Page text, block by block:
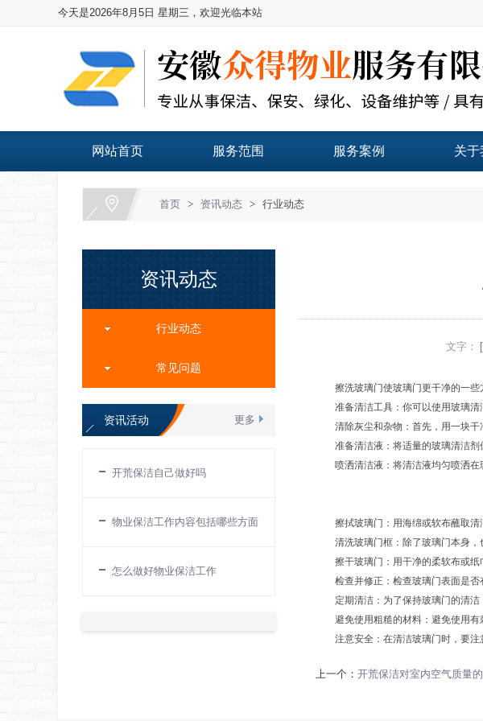
今天是2026年8月5日 星期三，欢迎光临本站
网站首页 服务范围 服务案例 关于
首页 > 资讯动态 > 行业动态
资讯动态
行业动态
常见问题
更多
资讯活动
开荒保洁自己做好吗
物业保洁工作内容包括哪些方面
怎么做好物业保洁工作
文字：
擦洗玻璃门使玻璃门更干净的一些
准备清洁工具：你可以使用玻璃清
清除灰尘和杂物：首先，用一块干
准备清洁液：将适量的玻璃清洁剂
喷洒清洁液：将清洁液均匀喷洒在
擦拭玻璃门：用海绵或软布蘸取清
清洗玻璃门框：除了玻璃门本身，
擦干玻璃门：用干净的柔软布或纸
检查并修正：检查玻璃门表面是否
定期清洁：为了保持玻璃门的清洁
避免使用粗糙的材料：避免使用有
注意安全：在清洁玻璃门时，要注
上一个： 开荒保洁对室内空气质量